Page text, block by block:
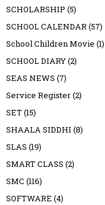
SCHOLARSHIP (5)
SCHOOL CALENDAR(57)
School Children Movie (1)
SCHOOL DIARY(2)
SEAS NEWS (7)
Service Register(2)
SET(15)
SHAALA SIDDHI (8)
SLAS (19)
SMART CLASS (2)
SMC (116)
SOFTWARE (4)